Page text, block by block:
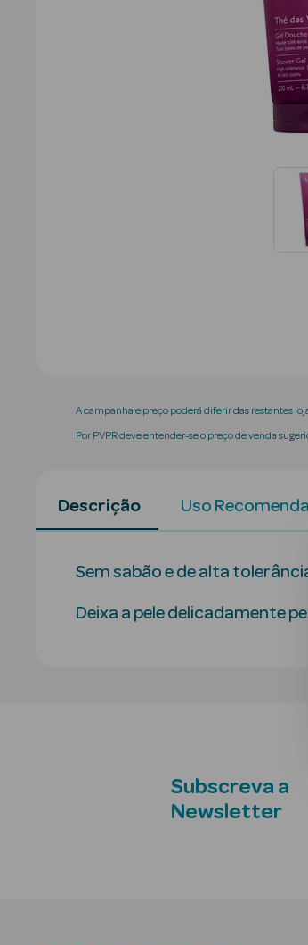
A campanha e preço poderá diferir das restantes
Por PVPR deve entender-se o preço de venda
Descrição Uso
Sem sabão e de alta
Deixa a pele delicadamente
Subscreva a
Newsletter